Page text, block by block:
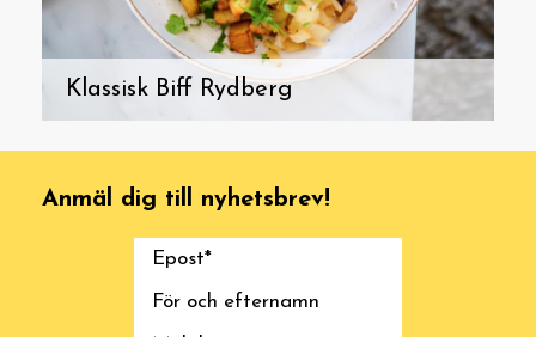
Klassisk Biff Rydberg
Anmäl dig till nyhetsbrev!